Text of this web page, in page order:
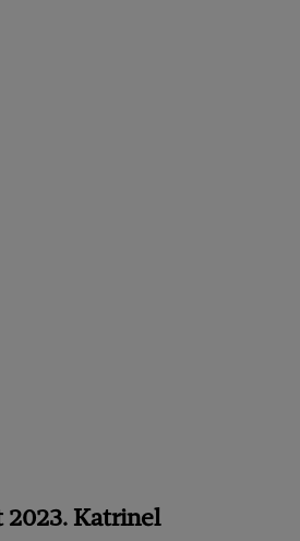
2023. Katrinel